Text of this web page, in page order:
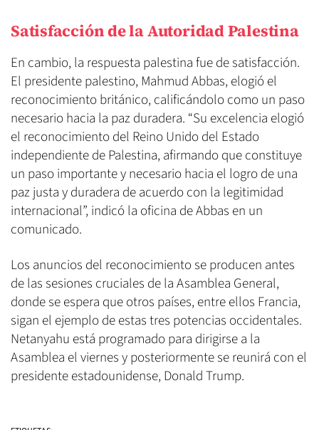
Satisfacción de la Autoridad Palestina
En cambio, la respuesta palestina fue de satisfacción.
El presidente palestino, Mahmud Abbas, elogió el
reconocimiento británico, calificándolo como un paso
necesario hacia la paz duradera. “Su excelencia elogió
el reconocimiento del Reino Unido del Estado
independiente de Palestina, afirmando que constituye
un paso importante y necesario hacia el logro de una
paz justa y duradera de acuerdo con la legitimidad
internacional”, indicó la oficina de Abbas en un
comunicado.
Los anuncios del reconocimiento se producen antes
de las sesiones cruciales de la Asamblea General,
donde se espera que otros países, entre ellos Francia,
sigan el ejemplo de estas tres potencias occidentales.
Netanyahu está programado para dirigirse a la
Asamblea el viernes y posteriormente se reunirá con el
presidente estadounidense, Donald Trump.